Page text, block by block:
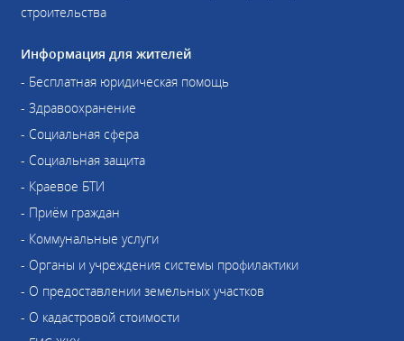
строительства
Информация для жителей
- Бесплатная юридическая помощь
- Здравоохранение
- Социальная сфера
- Социальная защита
- Краевое БТИ
- Приём граждан
- Коммунальные услуги
- Органы и учреждения системы профилактики
- О предоставлении земельных участков
- О кадастровой стоимости